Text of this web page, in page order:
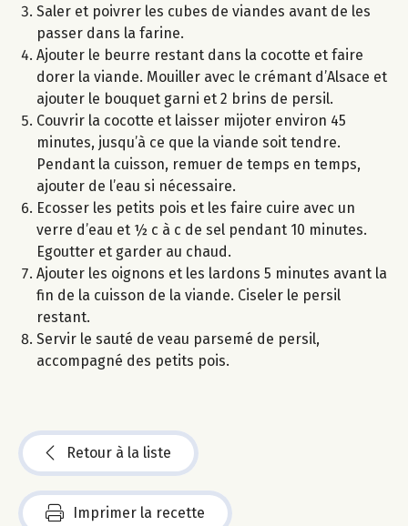
Saler et poivrer les cubes de viandes avant de les
passer dans la farine.
Ajouter le beurre restant dans la cocotte et faire
dorer la viande. Mouiller avec le crémant d’Alsace et
ajouter le bouquet garni et 2 brins de persil.
Couvrir la cocotte et laisser mijoter environ 45
minutes, jusqu’à ce que la viande soit tendre.
Pendant la cuisson, remuer de temps en temps,
ajouter de l’eau si nécessaire.
Ecosser les petits pois et les faire cuire avec un
verre d’eau et ½ c à c de sel pendant 10 minutes.
Egoutter et garder au chaud.
Ajouter les oignons et les lardons 5 minutes avant la
fin de la cuisson de la viande. Ciseler le persil
restant.
Servir le sauté de veau parsemé de persil,
accompagné des petits pois.
Retour à la liste
Imprimer la recette